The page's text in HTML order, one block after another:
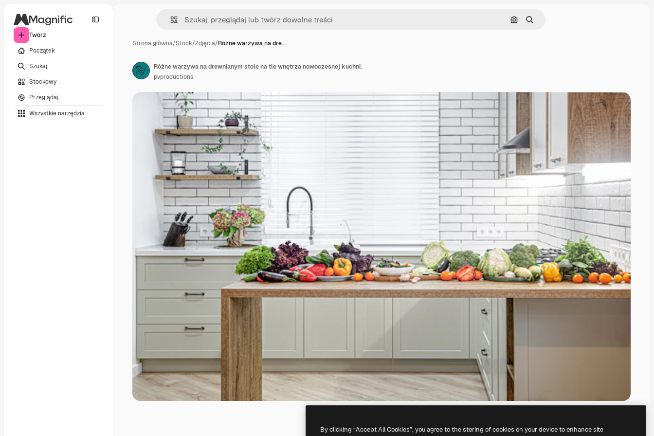
Twórz
Początek
Szukaj
Stockowy
Przeglądaj
Wszystkie narzędzia
Szukaj według obrazu
Szukaj
Strona główna/Stock/Zdjęcia/Różne warzywa na dre…
Różne warzywa na drewnianym stole na tle wnętrza nowoczesnej kuchni.
pvproductions
By clicking “Accept All Cookies”, you agree to the storing of cookies on your device to enhance site